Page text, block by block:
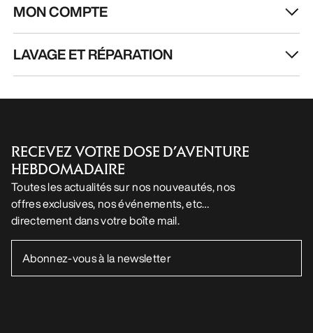
MON COMPTE
LAVAGE ET RÉPARATION
RECEVEZ VOTRE DOSE D’AVENTURE
HEBDOMADAIRE
Toutes les actualités sur nos nouveautés, nos
offres exclusives, nos événements, etc…
directement dans votre boîte mail.